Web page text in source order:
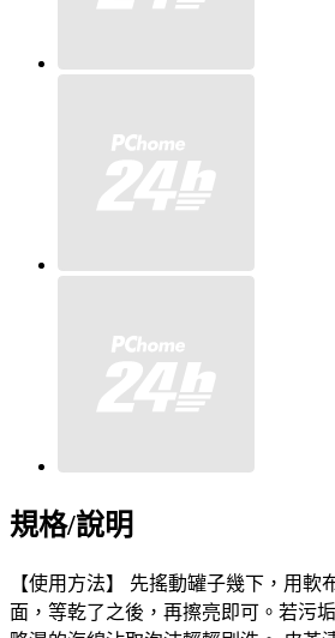
規格/說明
【使用方法】 先搖動罐子幾下，用軟
面，等乾了之後，再擦亮即可。若污